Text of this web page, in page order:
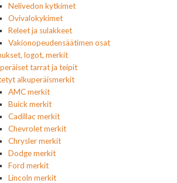
Nelivedon kytkimet
Ovivalokykimet
Releet ja sulakkeet
Vakionopeudensäätimen osat
logot, merkit
tarrat ja teipit
alkuperäismerkit
AMC merkit
Buick merkit
Cadillac merkit
Chevrolet merkit
Chrysler merkit
Dodge merkit
Ford merkit
Lincoln merkit